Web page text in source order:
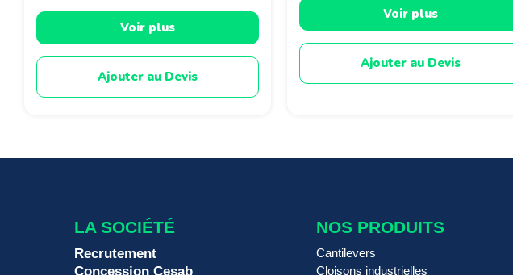
Voir plus
Ajouter au Devis
Voir plus
Ajouter au Devis
LA SOCIÉTÉ
Recrutement
Concession Cesab
NOS PRODUITS
Cantilevers
Cloisons industrielles